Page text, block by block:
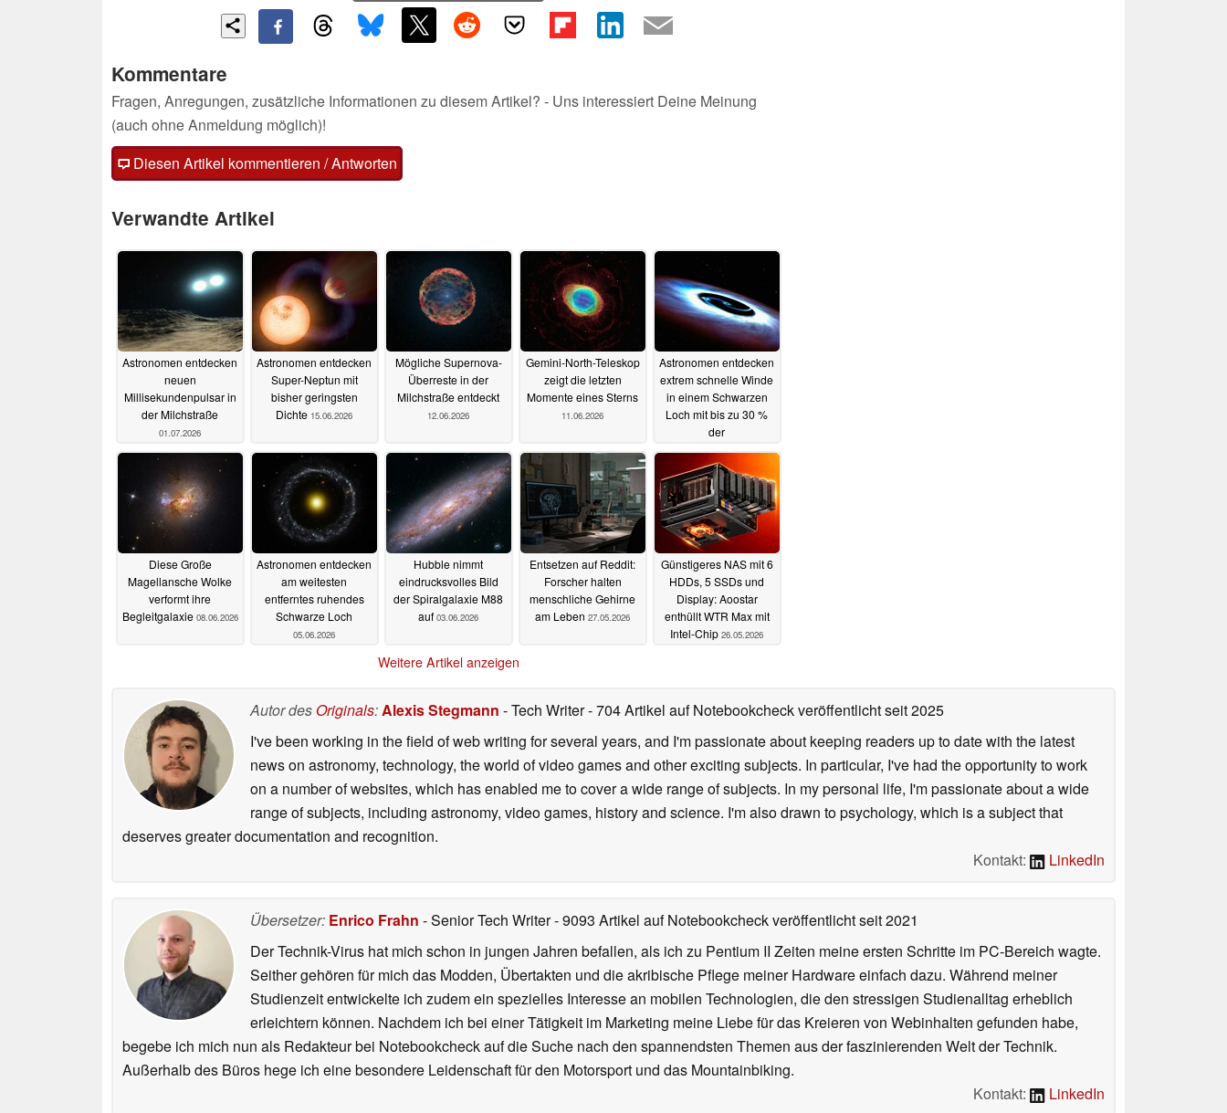
Kommentare
Fragen, Anregungen, zusätzliche Informationen zu diesem Artikel? - Uns interessiert Deine Meinung
(auch ohne Anmeldung möglich)!
Diesen Artikel kommentieren / Antworten
Verwandte Artikel
Astronomen entdecken
neuen
Millisekundenpulsar in
der Milchstraße
01.07.2026
Astronomen entdecken
Super-Neptun mit
bisher geringsten
Dichte 15.06.2026
Mögliche Supernova-
Überreste in der
Milchstraße entdeckt
12.06.2026
Gemini-North-Teleskop
zeigt die letzten
Momente eines Sterns
11.06.2026
Astronomen entdecken
extrem schnelle Winde
in einem Schwarzen
Loch mit bis zu 30 %
der
Lichtgeschwindigkeit
10.06.2026
Diese Große
Magellansche Wolke
verformt ihre
Begleitgalaxie 08.06.2026
Astronomen entdecken
am weitesten
entferntes ruhendes
Schwarze Loch
05.06.2026
Hubble nimmt
eindrucksvolles Bild
der Spiralgalaxie M88
auf 03.06.2026
Entsetzen auf Reddit:
Forscher halten
menschliche Gehirne
am Leben 27.05.2026
Günstigeres NAS mit 6
HDDs, 5 SSDs und
Display: Aoostar
enthüllt WTR Max mit
Intel-Chip 26.05.2026
Weitere Artikel anzeigen
Autor des Originals:Alexis Stegmann - Tech Writer- 704 Artikel auf Notebookcheck veröffentlichtseit 2025
I've been working in the field of web writing for several years, and I'm passionate about keeping readers up to date with the latest
news on astronomy, technology, the world of video games and other exciting subjects. In particular, I've had the opportunity to work
on a number of websites, which has enabled me to cover a wide range of subjects. In my personal life, I'm passionate about a wide
range of subjects, including astronomy, video games, history and science. I'm also drawn to psychology, which is a subject that
deserves greater documentation and recognition.
Kontakt:
LinkedIn
Übersetzer: Enrico Frahn - Senior Tech Writer- 9093 Artikel auf Notebookcheck veröffentlichtseit 2021
Der Technik-Virus hat mich schon in jungen Jahren befallen, als ich zu Pentium II Zeiten meine ersten Schritte im PC-Bereich wagte.
Seither gehören für mich das Modden, Übertakten und die akribische Pflege meiner Hardware einfach dazu. Während meiner
Studienzeit entwickelte ich zudem ein spezielles Interesse an mobilen Technologien, die den stressigen Studienalltag erheblich
erleichtern können. Nachdem ich bei einer Tätigkeit im Marketing meine Liebe für das Kreieren von Webinhalten gefunden habe,
begebe ich mich nun als Redakteur bei Notebookcheck auf die Suche nach den spannendsten Themen aus der faszinierenden Welt der Technik.
Außerhalb des Büros hege ich eine besondere Leidenschaft für den Motorsport und das Mountainbiking.
Kontakt:
LinkedIn